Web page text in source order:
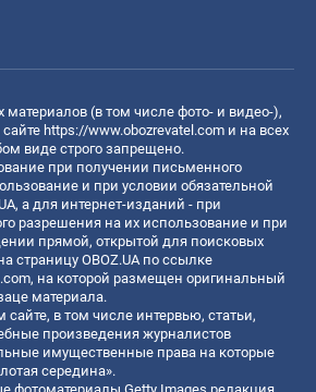
(в том числе фото- и видео-),
https://www.obozrevatel.com и на всех
виде строго запрещено.
при получении письменного
и при условии обязательной
а для интернет-изданий - при
разрешения на их использование и при
прямой, открытой для поисковых
страницу OBOZ.UA по ссылке
, на которой размещен оригинальный
материала.
сайте, в том числе интервью, статьи,
произведения журналистов
имущественные права на которые
середина».